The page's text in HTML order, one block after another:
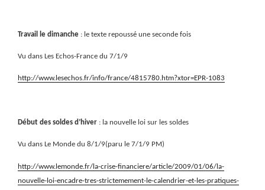
Travail le dimanche : le texte repoussé une seconde fois
Vu dans Les Echos-France du 7/1/9
http://www.lesechos.fr/info/france/4815780.htm?xtor=EPR-1083
Début des soldes d’hiver : la nouvelle loi sur les soldes
Vu dans Le Monde du 8/1/9(paru le 7/1/9 PM)
http://www.lemonde.fr/la-crise-financiere/article/2009/01/06/la-
nouvelle-loi-encadre-tres-strictemement-le-calendrier-et-les-pratiques-